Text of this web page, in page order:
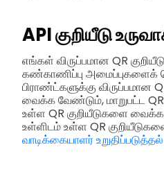
API குறியீடு
எங்கள் விருப்பமான QR
கண்காணிப்பு
பிராண்ட்களுக்கு விருப்பமான
வைக்க வேண்டும், மாறுபட்ட QR
உள்ள QR குறியீடுகளை
உள்ளிடம் உள்ள QR
வாடிக்கையாளர்